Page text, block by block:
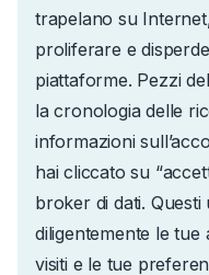
trapelano su
proliferare e
piattaforme. Pezzi
la cronologia delle
informazioni
hai cliccato su
broker di dati.
diligentemente le tue
visiti e le tue